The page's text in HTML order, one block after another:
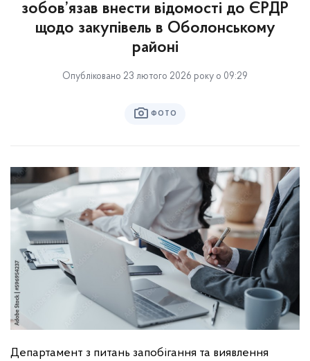
зобов’язав внести відомості до ЄРДР
щодо закупівель в Оболонському
районі
Опубліковано 23 лютого 2026 року о 09:29
ФОТО
Департамент з питань запобігання та виявлення